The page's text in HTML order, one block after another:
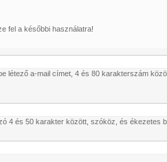
fel a későbbi használatra!
létező a-mail címet, 4 és 80 karakterszám
4 és 50 karakter között, szóköz, és ékezetes